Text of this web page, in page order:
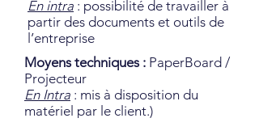
En intra : possibilité de travailler à
partir des documents et outils de
l’entreprise
Moyens techniques : PaperBoard /
Projecteur
En Intra : mis à disposition du
matériel par le client.)